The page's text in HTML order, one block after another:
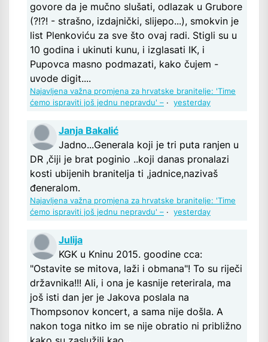
govore da je mučno slušati, odlazak u Grubore
(?!?! - strašno, izdajnički, slijepo...), smokvin je
list Plenkoviću za sve što ovaj radi. Stigli su u
10 godina i ukinuti kunu, i izglasati IK, i
Pupovca masno podmazati, kako čujem -
uvode digit....
Najavljena važna promjena za hrvatske branitelje: 'Time
ćemo ispraviti još jednu nepravdu' – · yesterday
Janja Bakalić
Jadno...Generala koji je tri puta ranjen u
DR ,čiji je brat poginio ..koji danas pronalazi
kosti ubijenih branitelja ti ,jadnice,nazivaš
đeneralom.
Najavljena važna promjena za hrvatske branitelje: 'Time
ćemo ispraviti još jednu nepravdu' – · yesterday
Julija
KGK u Kninu 2015. goodine cca:
"Ostavite se mitova, laži i obmana"! To su riječi
državnika!!! Ali, i ona je kasnije reterirala, ma
još isti dan jer je Jakova poslala na
Thompsonov koncert, a sama nije došla. A
nakon toga nitko im se nije obratio ni približno